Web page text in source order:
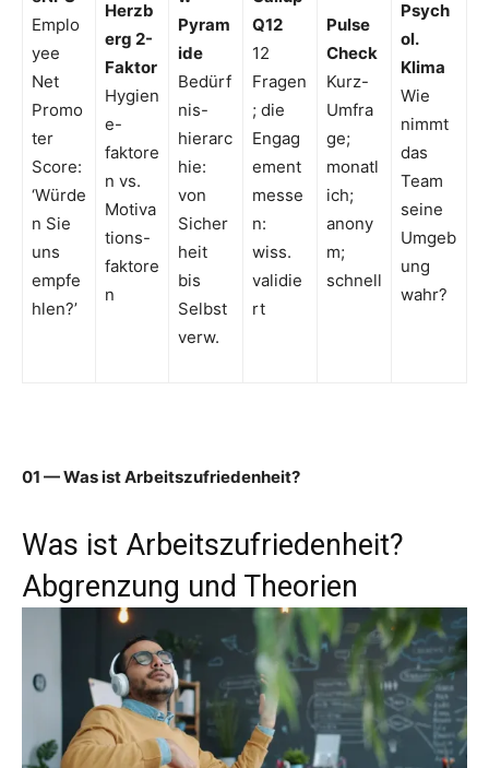
Emplo
yee
Net
Promo
ter
Score:
‘Würde
n Sie
uns
empfe
hlen?’
Herzb
erg 2-
Faktor
Hygien
e-
faktore
n vs.
Motiva
tions-
faktore
n
Pyram
ide
Bedürf
nis-
hierarc
hie:
von
Sicher
heit
bis
Selbst
verw.
Q12
12
Fragen
; die
Engag
ement
messe
n:
wiss.
validie
rt
Pulse
Check
Kurz-
Umfra
ge;
monatl
ich;
anony
m;
schnell
Psych
ol.
Klima
Wie
nimmt
das
Team
seine
Umgeb
ung
wahr?
01 — Was ist Arbeitszufriedenheit?
Was ist Arbeitszufriedenheit?
Abgrenzung und Theorien